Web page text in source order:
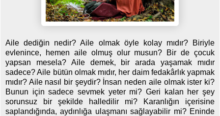
Aile dediğin nedir? Aile olmak öyle kolay mıdır? Biriyle
evlenince, hemen aile olmuş olur musun? Bir de çocuk
yapsan mesela? Aile demek, bir arada yaşamak mıdır
sadece? Aile bütün olmak mıdır, her daim fedakârlık yapmak
mıdır? Aile nasıl bir şeydir? İnsan neden aile olmak ister ki?
Bunun için sadece sevmek yeter mi? Geri kalan her şey
sorunsuz bir şekilde halledilir mi? Karanlığın içerisine
saplandığında, aydınlığa ulaşmanı sağlayabilir mi? Eninde